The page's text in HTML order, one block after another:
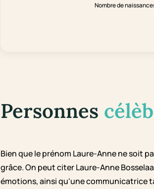
Nombre de
Personnes
Bien que le prénom Laure-Anne ne soit
grâce. On peut citer Laure-Anne
émotions, ainsi qu'une communicatrice